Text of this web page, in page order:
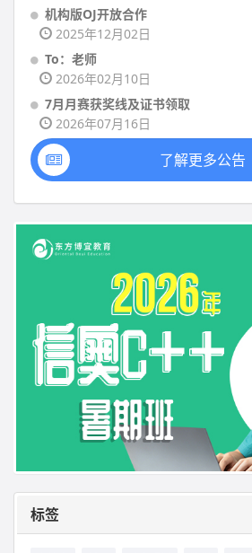
机构版OJ开放合作
2025年12月02日
To：老师
2026年02月10日
7月月赛获奖线及证书领取
2026年07月16日
了解更多公告
标签